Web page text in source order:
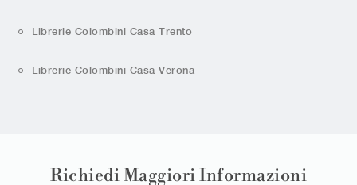
Librerie Colombini Casa Trento
Librerie Colombini Casa Verona
Richiedi Maggiori Informazioni